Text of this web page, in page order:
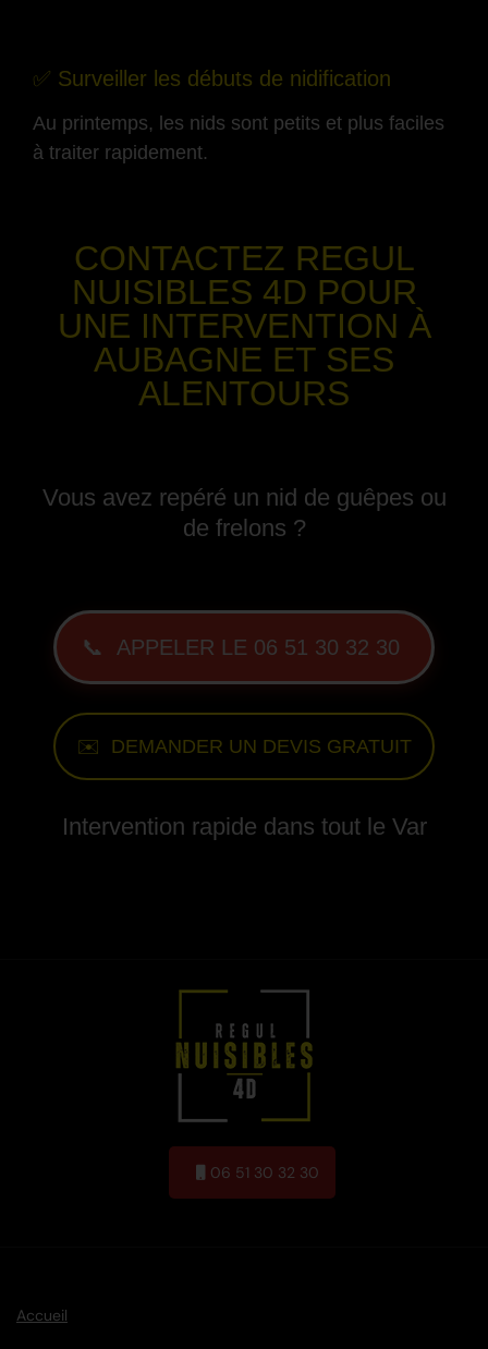
✅ Surveiller les débuts de nidification
Au printemps, les nids sont petits et plus faciles
à traiter rapidement.
CONTACTEZ REGUL
NUISIBLES 4D POUR
UNE INTERVENTION À
AUBAGNE ET SES
ALENTOURS
Vous avez repéré un nid de guêpes ou
de frelons ?
📞 APPELER LE 06 51 30 32 30
✉️ DEMANDER UN DEVIS GRATUIT
Intervention rapide dans tout le Var
06 51 30 32 30
Accueil